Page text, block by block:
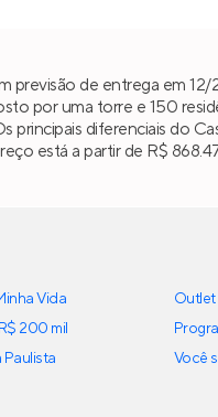
previsão de entrega em 12/
por uma torre e 150
principais diferenciais do
está a partir de R$
Vida
200 mil
Você